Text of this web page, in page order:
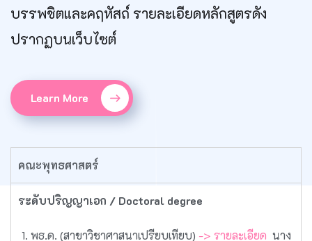
บรรพชิตและคฤหัสถ์ รายละเอียดหลักสูตรดัง
ปรากฏบนเว็บไซต์
Learn More
คณะพุทธศาสตร์
ระดับปริญญาเอก / Doctoral degree
พธ.ด. (สาขาวิชาศาสนาเปรียบเทียบ) -> รายละเอียด นาง